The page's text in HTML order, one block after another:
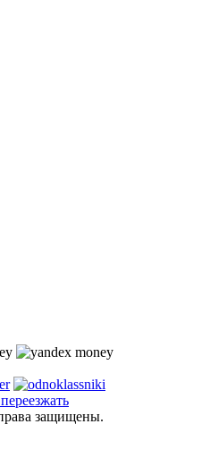
защищены.